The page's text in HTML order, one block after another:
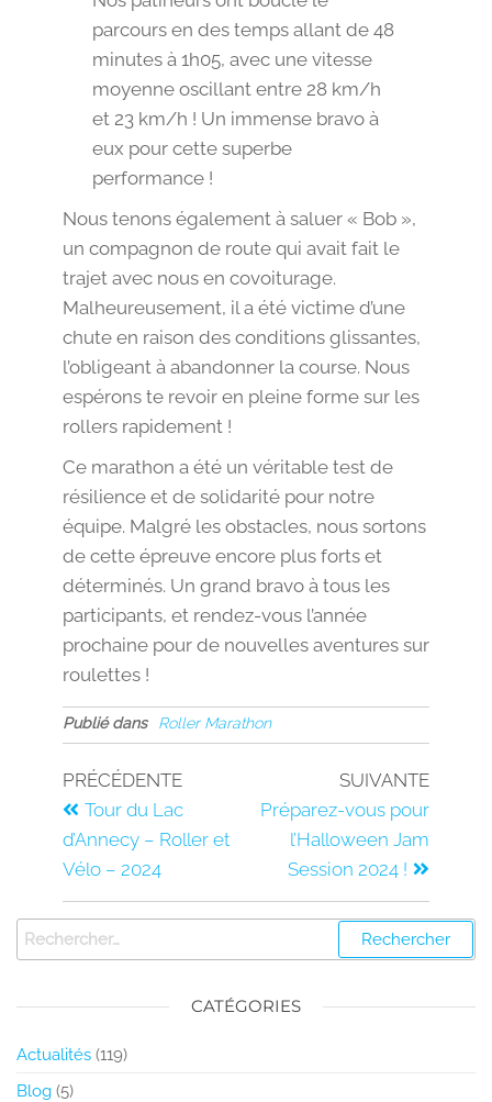
parcours en des temps allant de 48
minutes à 1h05, avec une vitesse
moyenne oscillant entre 28 km/h
et 23 km/h ! Un immense bravo à
eux pour cette superbe
performance !
Nous tenons également à saluer « Bob »,
un compagnon de route qui avait fait le
trajet avec nous en covoiturage.
Malheureusement, il a été victime d’une
chute en raison des conditions glissantes,
l’obligeant à abandonner la course. Nous
espérons te revoir en pleine forme sur les
rollers rapidement !
Ce marathon a été un véritable test de
résilience et de solidarité pour notre
équipe. Malgré les obstacles, nous sortons
de cette épreuve encore plus forts et
déterminés. Un grand bravo à tous les
participants, et rendez-vous l’année
prochaine pour de nouvelles aventures sur
roulettes !
Publié dans Roller Marathon
PRÉCÉDENTE
Tour du Lac
d’Annecy – Roller et
Vélo – 2024
SUIVANTE
Préparez-vous pour
l’Halloween Jam
Session 2024 !
CATÉGORIES
Actualités (119)
Blog (5)